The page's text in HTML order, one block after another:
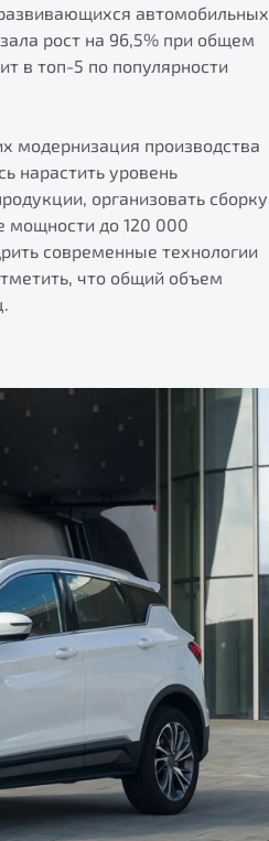
автомобильных
рост на 96,5% при общем
в топ-5 по популярности
модернизация производства
нарастить уровень
организовать сборку
мощности до 120 000
современные технологии
что общий объем